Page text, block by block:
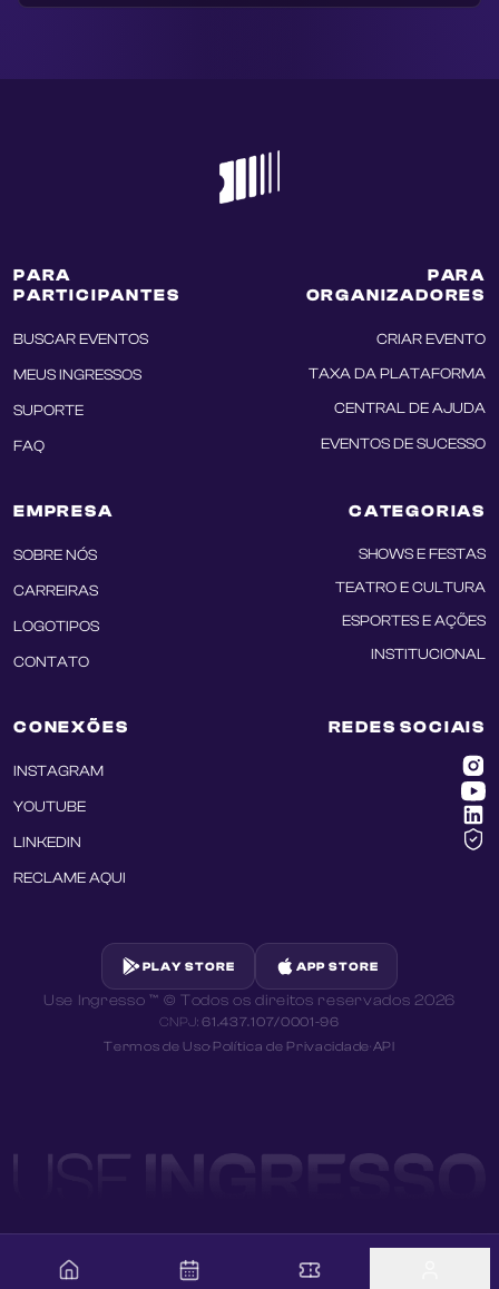
PARA
PARTICIPANTES
BUSCAR EVENTOS
MEUS INGRESSOS
SUPORTE
FAQ
PARA
ORGANIZADORES
CRIAR EVENTO
TAXA DA PLATAFORMA
CENTRAL DE AJUDA
EVENTOS DE SUCESSO
EMPRESA
SOBRE NÓS
CARREIRAS
LOGOTIPOS
CONTATO
CATEGORIAS
SHOWS E FESTAS
TEATRO E CULTURA
ESPORTES E AÇÕES
INSTITUCIONAL
CONEXÕES
INSTAGRAM
YOUTUBE
LINKEDIN
RECLAME AQUI
REDES SOCIAIS
PLAY STORE APP STORE
Use Ingresso ™ © Todos os direitos reservados2026
CNPJ:61.437.107/0001-96
Termos de Uso· Política de Privacidade·API